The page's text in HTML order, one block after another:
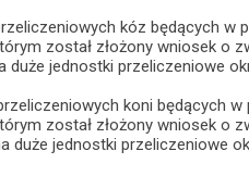
kóz będących w
został złożony wniosek o
jednostki przeliczeniowe
koni będących w
został złożony wniosek o
duże jednostki przeliczeniowe